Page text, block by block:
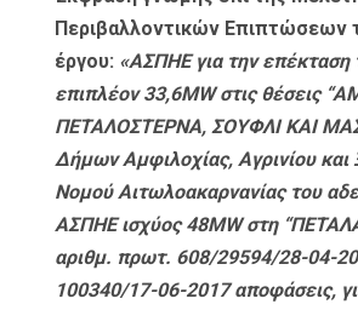
Περιβαλλοντικών Επιπτώσεων
έργου: «ΑΣΠΗΕ για την επέκταση
επιπλέον 33,6ΜW στις θέσεις
ΠΕΤΑΛΟΣΤΕΡΝΑ, ΣΟΥΦΛΙ ΚΑΙ
Δήμων Αμφιλοχίας, Αγρινίου και
Νομού Αιτωλοακαρνανίας του
ΑΣΠΗΕ ισχύος 48MW στη
αριθμ. πρωτ. 608/29594/28-04-
100340/17-06-2017 αποφάσεις,